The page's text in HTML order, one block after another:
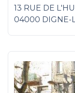
13 RUE DE
04000 DIGNE-